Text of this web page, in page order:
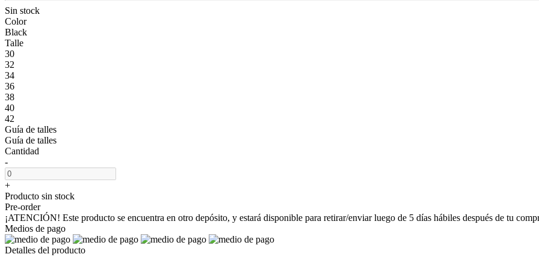
Sin stock
Color
Black
Talle
30
32
34
36
38
40
42
Guía de talles
Guía de talles
Cantidad
-
+
Producto sin stock
Pre-order
¡ATENCIÓN! Este producto se encuentra en otro depósito, y estará disponible para retirar/enviar luego de 5 días hábiles después de tu
Medios de pago
Detalles del producto